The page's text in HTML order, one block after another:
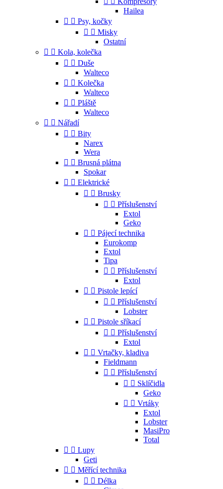
Hailea
  Psy, kočky
  Misky
Ostatní
  Kola, kolečka
  Duše
Walteco
  Kolečka
Walteco
  Pláště
Walteco
  Nářadí
  Bity
Narex
Wera
  Brusná plátna
Spokar
  Elektrické
  Brusky
  Příslušenství
Extol
Geko
  Pájecí technika
Eurokomp
Extol
Tipa
  Příslušenství
Extol
  Pistole lepící
  Příslušenství
Lobster
  Pistole sříkací
  Příslušenství
Extol
  Vrtačky, kladiva
Fieldmann
  Příslušenství
  Sklíčidla
Geko
  Vrtáky
Extol
Lobster
MasiPro
Total
  Lupy
Geti
  Měřící technika
  Délka